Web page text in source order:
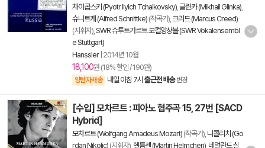
차이콥스키 (Pyotr Ilyich Tchaikovsky) 글린카 (Mikhail Glinka)
슈니트케 (Alfred Schnittke) (작곡가), 크리드 (Marcus Creed)
(지휘자), SWR 슈투트가르트 보컬앙상블 (SWR Vokalensembl
e Stuttgart)
Hanssler| 2014년 10월
18,100원 (18% 할인 / 190원)
양탄자배송 내일 아침 7시 출근전 배송 변경
[수입] 모차르트 : 피아노 협주곡 15, 27번 [SACD
Hybrid]
모차르트 (Wolfgang Amadeus Mozart) (작곡가), 니콜리치 (Go
rdan Nikolic) (지휘자), 헬름셴 (Martin Helmchen) 네덜란드 실